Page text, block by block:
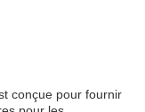
conçue pour fournir